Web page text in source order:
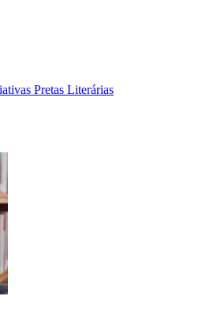
Pretas Literárias